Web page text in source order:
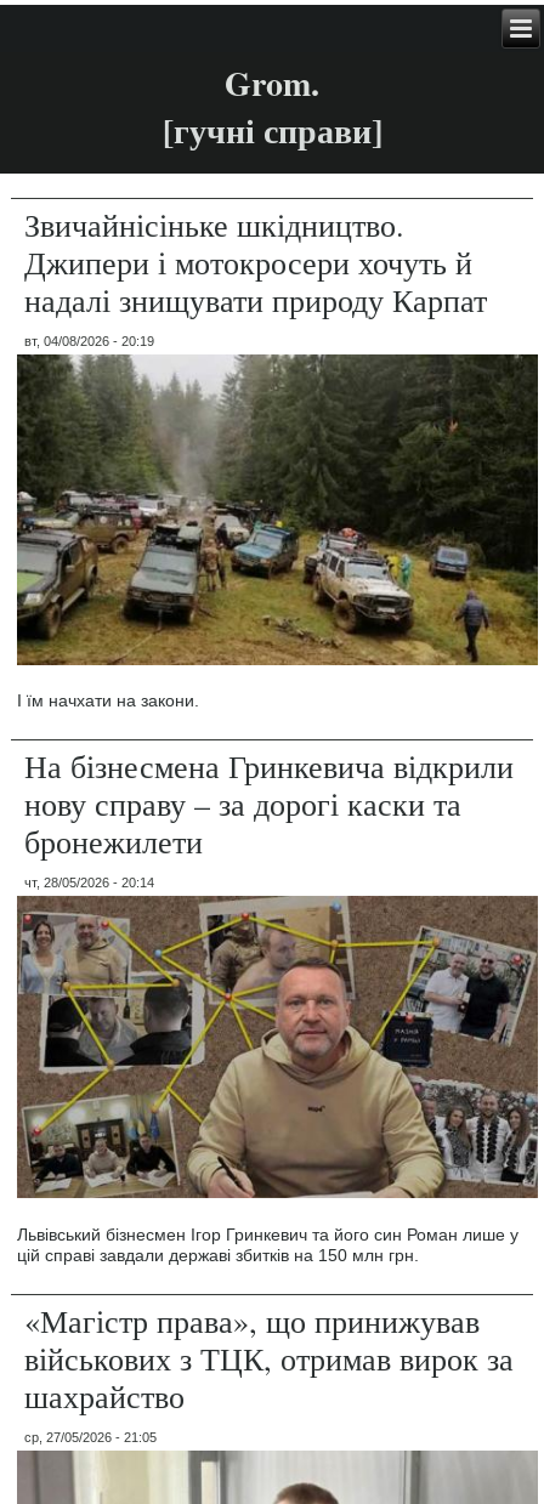
Grom.
[гучні справи]
Звичайнісіньке шкідництво.
Джипери і мотокросери хочуть й
надалі знищувати природу Карпат
вт, 04/08/2026 - 20:19
І їм начхати на закони.
На бізнесмена Гринкевича відкрили
нову справу – за дорогі каски та
бронежилети
чт, 28/05/2026 - 20:14
Львівський бізнесмен Ігор Гринкевич та його син Роман лише у
цій справі завдали державі збитків на 150 млн грн.
«Магістр права», що принижував
військових з ТЦК, отримав вирок за
шахрайство
ср, 27/05/2026 - 21:05